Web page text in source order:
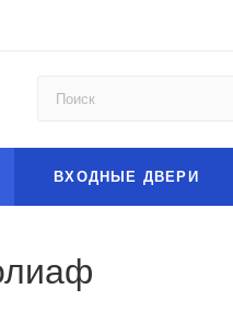
ВХОДНЫЕ ДВЕРИ